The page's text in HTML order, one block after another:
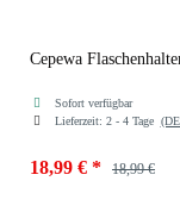
Cepewa
Sofort verfügbar
Lieferzeit: 2 - 4 Tage
18,99 € * 18,99 €